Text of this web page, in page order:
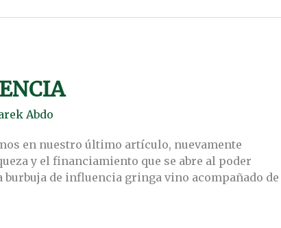
Abdo
en nuestro último artículo, nuevamente
y el financiamiento que se abre al poder
de influencia gringa vino acompañado de